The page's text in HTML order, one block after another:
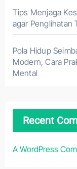
Tips Menjaga
agar Penglihatan
Pola Hidup
Modern, Cara
Mental
Recent
A WordPress